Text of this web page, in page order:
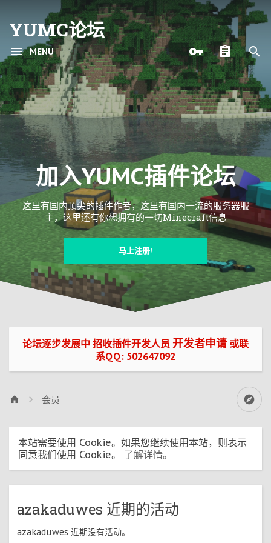
YUMC论坛
MENU
加入YUMC插件论坛
这里有国内顶尖的插件作者，这里有国内一流的服务器服
主，这里还有你想拥有的一切Minecraft信息
马上注册!
论坛逐步发展中 招收插件开发人员 开发者申请 或联
系QQ: 502647092
会员
本站需要使用 Cookie。如果您继续使用本站，则表示
同意我们使用 Cookie。 了解详情。
azakaduwes 近期的活动
azakaduwes 近期没有活动。